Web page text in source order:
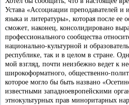
Устава «Ассоциации преподавателей и
языка и литературы», которая после ее
сможет, наконец, консолидировано
профессионального сообщества
национально-культурной и
республике, так и в целом в стране.
мой взгляд, почти неизбежно ведет к
широкоформатного, общественно-
которое могло бы быть названо
известными западноевропейскими
этнокультурных прав миноритарных